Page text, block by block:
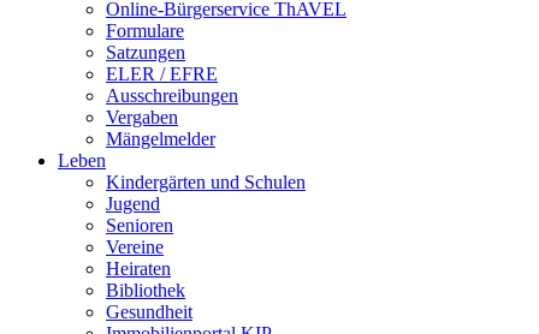
Online-Bürgerservice ThAVEL
Formulare
Satzungen
ELER / EFRE
Ausschreibungen
Vergaben
Mängelmelder
Leben
Kindergärten und Schulen
Jugend
Senioren
Vereine
Heiraten
Bibliothek
Gesundheit